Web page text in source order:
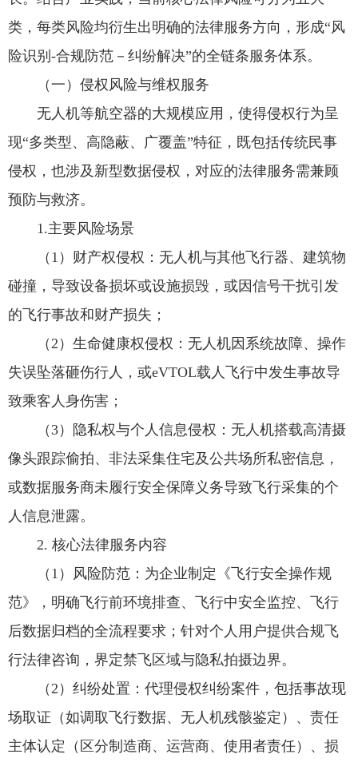
类，每类风险均衍生出明确的法律服务方向，形成“风
险识别-合规防范－纠纷解决”的全链条服务体系。
（一）侵权风险与维权服务
无人机等航空器的大规模应用，使得侵权行为呈
现“多类型、高隐蔽、广覆盖”特征，既包括传统民事
侵权，也涉及新型数据侵权，对应的法律服务需兼顾
预防与救济。
1.主要风险场景
（1）财产权侵权：无人机与其他飞行器、建筑物
碰撞，导致设备损坏或设施损毁，或因信号干扰引发
的飞行事故和财产损失；
（2）生命健康权侵权：无人机因系统故障、操作
失误坠落砸伤行人，或eVTOL载人飞行中发生事故导
致乘客人身伤害；
（3）隐私权与个人信息侵权：无人机搭载高清摄
像头跟踪偷拍、非法采集住宅及公共场所私密信息，
或数据服务商未履行安全保障义务导致飞行采集的个
人信息泄露。
2. 核心法律服务内容
（1）风险防范：为企业制定《飞行安全操作规
范》，明确飞行前环境排查、飞行中安全监控、飞行
后数据归档的全流程要求；针对个人用户提供合规飞
行法律咨询，界定禁飞区域与隐私拍摄边界。
（2）纠纷处置：代理侵权纠纷案件，包括事故现
场取证（如调取飞行数据、无人机残骸鉴定）、责任
主体认定（区分制造商、运营商、使用者责任）、损